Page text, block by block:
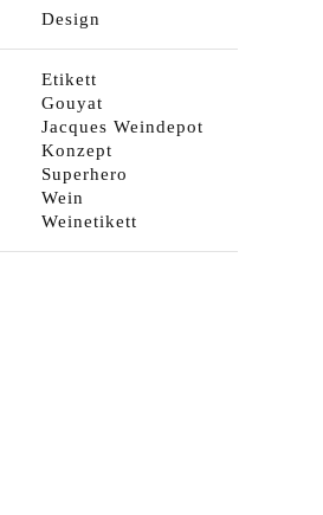
Design
Etikett
Gouyat
Jacques Weindepot
Konzept
Superhero
Wein
Weinetikett